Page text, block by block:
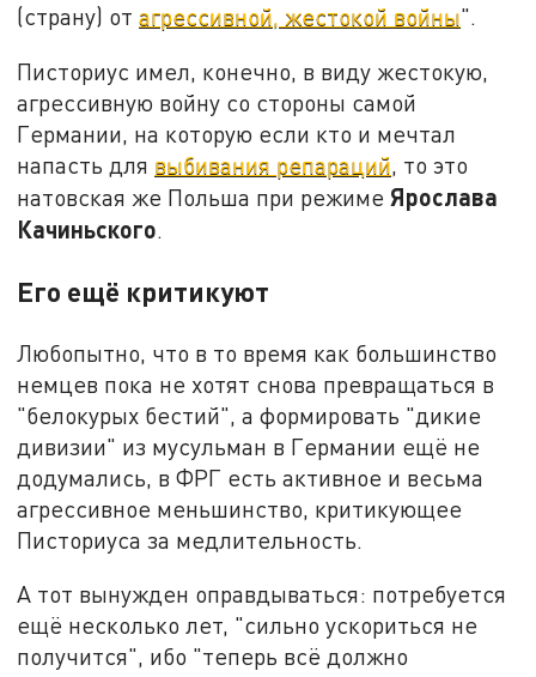
(страну) отагрессивной, жестокой войны".
Писториус имел, конечно, в виду жестокую,
агрессивную войну со стороны самой
Германии, на которую если кто и мечтал
напасть для выбивания репараций, то это
натовская же Польша при режиме Ярослава
Качиньского.
Его ещё критикуют
Любопытно, что в то время как большинство
немцев пока не хотят снова превращаться в
"белокурых бестий", а формировать "дикие
дивизии" из мусульман в Германии ещё не
додумались, в ФРГ есть активное и весьма
агрессивное меньшинство, критикующее
Писториуса за медлительность.
А тот вынужден оправдываться: потребуется
ещё несколько лет, "сильно ускориться не
получится", ибо "теперь всё должно